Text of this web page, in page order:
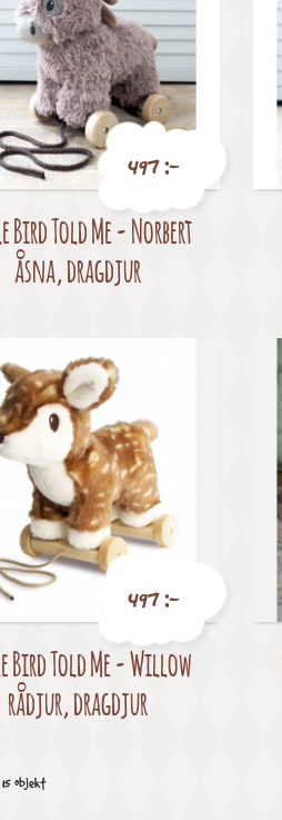
Pris
497 :-
Told Me - Norbert
åsna, dragdjur
Pris
497 :-
Bird Told Me - Willow
rådjur, dragdjur
objekt